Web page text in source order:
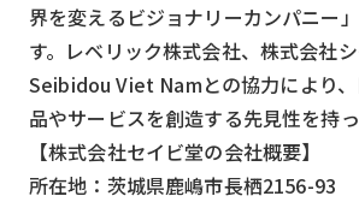
界を変えるビジョナリーカンパニー
す。レベリック株式会社、株式会社シ
Seibidou Viet Namとの協力により
品やサービスを創造する先見性を持っ
【株式会社セイビ堂の会社概要】
所在地：茨城県鹿嶋市長栖2156-93